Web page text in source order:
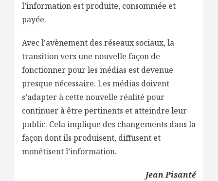
l’information est produite, consommée et
payée.
Avec l’avènement des réseaux sociaux, la
transition vers une nouvelle façon de
fonctionner pour les médias est devenue
presque nécessaire. Les médias doivent
s’adapter à cette nouvelle réalité pour
continuer à être pertinents et atteindre leur
public. Cela implique des changements dans la
façon dont ils produisent, diffusent et
monétisent l’information.
Jean Pisanté